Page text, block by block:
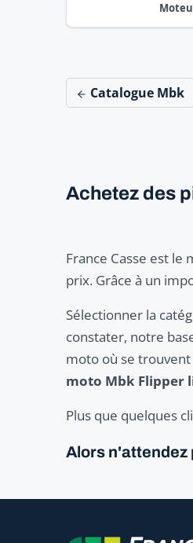
Catalogue Mbk
Achetez des
France Casse est
prix. Grâce à un
Sélectionner la
constater, notre
moto où se
moto Mbk Flipper
Plus que quelques
Alors n'attendez